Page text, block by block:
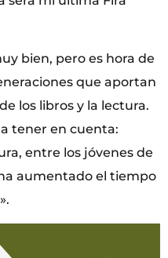
bien, pero es hora de
que aportan
los libros y la lectura.
tener en cuenta:
entre los jóvenes de
aumentado el tiempo